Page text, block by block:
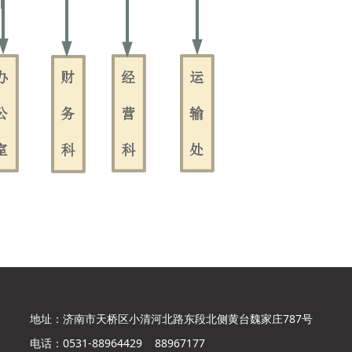
地址： 济南市天桥区小清河北路东段北侧黄台魏家庄787号
电话： 0531-88964429 88967177